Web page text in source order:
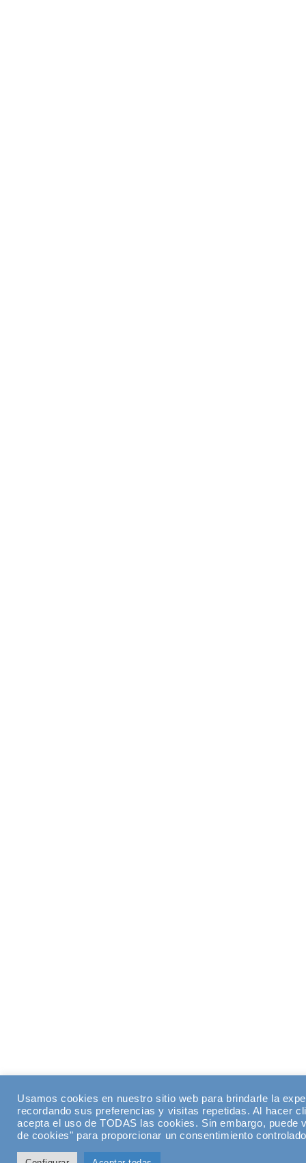
Usamos cookies en nuestro sitio web para brindarle la
recordando sus preferencias y visitas repetidas. Al hacer
acepta el uso de TODAS las cookies. Sin embargo, puede
de cookies" para proporcionar un consentimiento